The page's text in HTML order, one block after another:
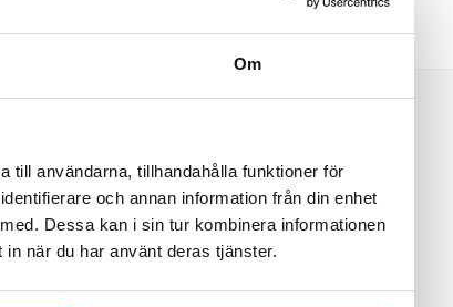
Om
till användarna, tillhandahålla funktioner för
och annan information från din enhet
Dessa kan i sin tur kombinera informationen
när du har använt deras tjänster.